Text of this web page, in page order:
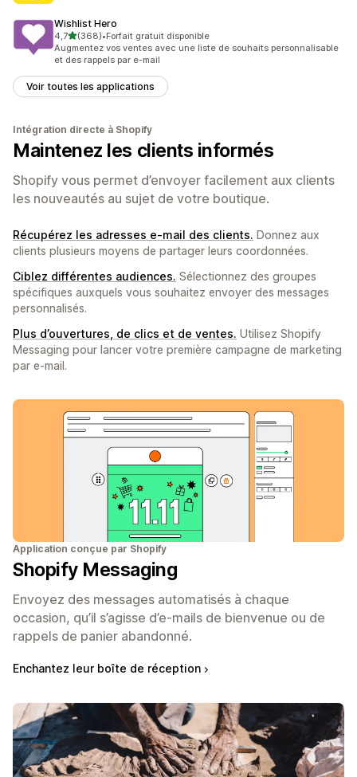
Wishlist Hero
4,7étoile(s) sur 5
(368)
368 avis au total
•Forfait gratuit disponible
Augmentez vos ventes avec une liste de souhaits personnalisable
et des rappels par e-mail
Voir toutes les applications
Intégration directe à Shopify
Maintenez les clients informés
Shopify vous permet d’envoyer facilement aux clients
les nouveautés au sujet de votre boutique.
Récupérez les adresses e-mail des clients. Donnez aux
clients plusieurs moyens de partager leurs coordonnées.
Ciblez différentes audiences. Sélectionnez des groupes
spécifiques auxquels vous souhaitez envoyer des messages
personnalisés.
Plus d’ouvertures, de clics et de ventes. Utilisez Shopify
Messaging pour lancer votre première campagne de marketing
par e-mail.
Application conçue par Shopify
Shopify Messaging
Envoyez des messages automatisés à chaque
occasion, qu’il s’agisse d’e-mails de bienvenue ou de
rappels de panier abandonné.
Enchantez leur boîte de réception